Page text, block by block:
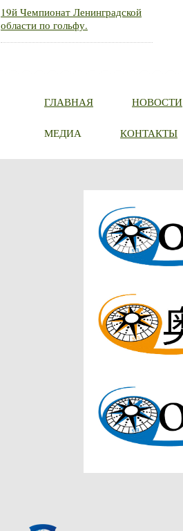
19й Чемпионат Ленинградской
области по гольфу.
ГЛАВНАЯ НОВОСТИ
МЕДИА КОНТАКТЫ